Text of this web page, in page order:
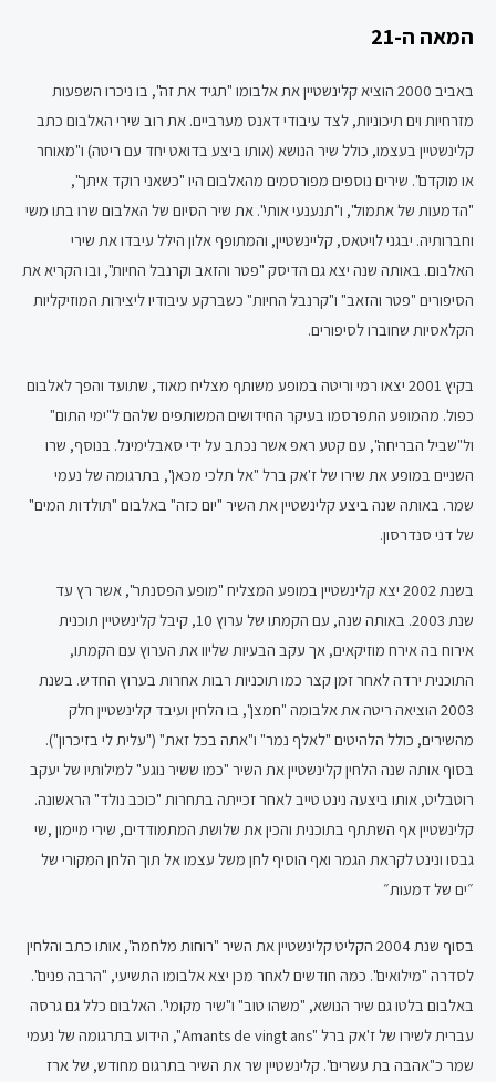
המאה ה-21
באביב 2000 הוציא קלינשטיין את אלבומו "תגיד את זה", בו ניכרו השפעות
מזרחיות וים תיכוניות, לצד עיבודי דאנס מערביים. את רוב שירי האלבום כתב
קלינשטיין בעצמו, כולל שיר הנושא (אותו ביצע בדואט יחד עם ריטה) ו"מאוחר
או מוקדם". שירים נוספים מפורסמים מהאלבום היו "כשאני רוקד איתך",
"הדמעות של אתמול", ו"תנענעי אותי". את שיר הסיום של האלבום שרו בתו משי
וחברותיה. יבגני לויטאס, קליינשטיין, והמתופף אלון הילל עיבדו את שירי
האלבום. באותה שנה יצא גם הדיסק "פטר והזאב וקרנבל החיות", ובו הקריא את
הסיפורים "פטר והזאב" ו"קרנבל החיות" כשברקע עיבודיו ליצירות המוזיקליות
הקלאסיות שחוברו לסיפורים.
בקיץ 2001 יצאו רמי וריטה במופע משותף מצליח מאוד, שתועד והפך לאלבום
כפול. מהמופע התפרסמו בעיקר החידושים המשותפים שלהם ל"ימי התום"
ול"שביל הבריחה", עם קטע ראפ אשר נכתב על ידי סאבלימינל. בנוסף, שרו
השניים במופע את שירו של ז'אק ברל "אל תלכי מכאן", בתרגומה של נעמי
שמר. באותה שנה ביצע קלינשטיין את השיר "יום כזה" באלבום "תולדות המים"
של דני סנדרסון.
בשנת 2002 יצא קלינשטיין במופע המצליח "מופע הפסנתר", אשר רץ עד
שנת 2003. באותה שנה, עם הקמתו של ערוץ 10, קיבל קלינשטיין תוכנית
אירוח בה אירח מוזיקאים, אך עקב הבעיות שליוו את הערוץ עם הקמתו,
התוכנית ירדה לאחר זמן קצר כמו תוכניות רבות אחרות בערוץ החדש. בשנת
2003 הוציאה ריטה את אלבומה "חמצן", בו הלחין ועיבד קלינשטיין חלק
מהשירים, כולל הלהיטים "לאלף נמר" ו"אתה בכל זאת" ("עלית לי בזיכרון").
בסוף אותה שנה הלחין קלינשטיין את השיר "כמו ששיר נוגע" למילותיו של יעקב
רוטבליט, אותו ביצעה נינט טייב לאחר זכייתה בתחרות "כוכב נולד" הראשונה.
קלינשטיין אף השתתף בתוכנית והכין את שלושת המתמודדים, שירי מיימון ,שי
גבסו ונינט לקראת הגמר ואף הוסיף לחן משל עצמו אל תוך הלחן המקורי של
״ים של דמעות״
בסוף שנת 2004 הקליט קלינשטיין את השיר "רוחות מלחמה", אותו כתב והלחין
לסדרה "מילואים". כמה חודשים לאחר מכן יצא אלבומו התשיעי, "הרבה פנים".
באלבום בלטו גם שיר הנושא, "משהו טוב" ו"שיר מקומי". האלבום כלל גם גרסה
עברית לשירו של ז'אק ברל "Amants de vingt ans", הידוע בתרגומה של נעמי
שמר כ"אהבה בת עשרים". קלינשטיין שר את השיר בתרגום מחודש, של ארז